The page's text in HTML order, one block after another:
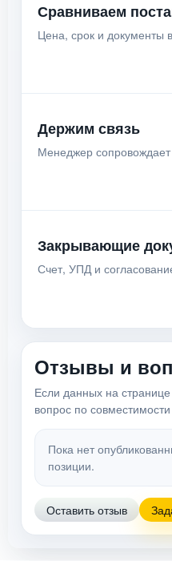
Сравниваем
Цена, срок и документы
Держим связь
Менеджер сопровождает
Закрывающие
Счет, УПД и
Отзывы и
Если данных на странице
вопрос по
Пока нет
позиции.
Оставить отзыв